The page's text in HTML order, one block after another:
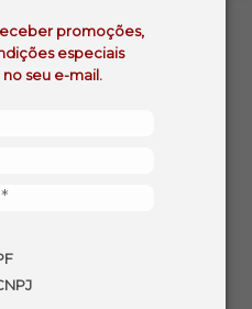
promoções,
especiais
seu e-mail.
750ML